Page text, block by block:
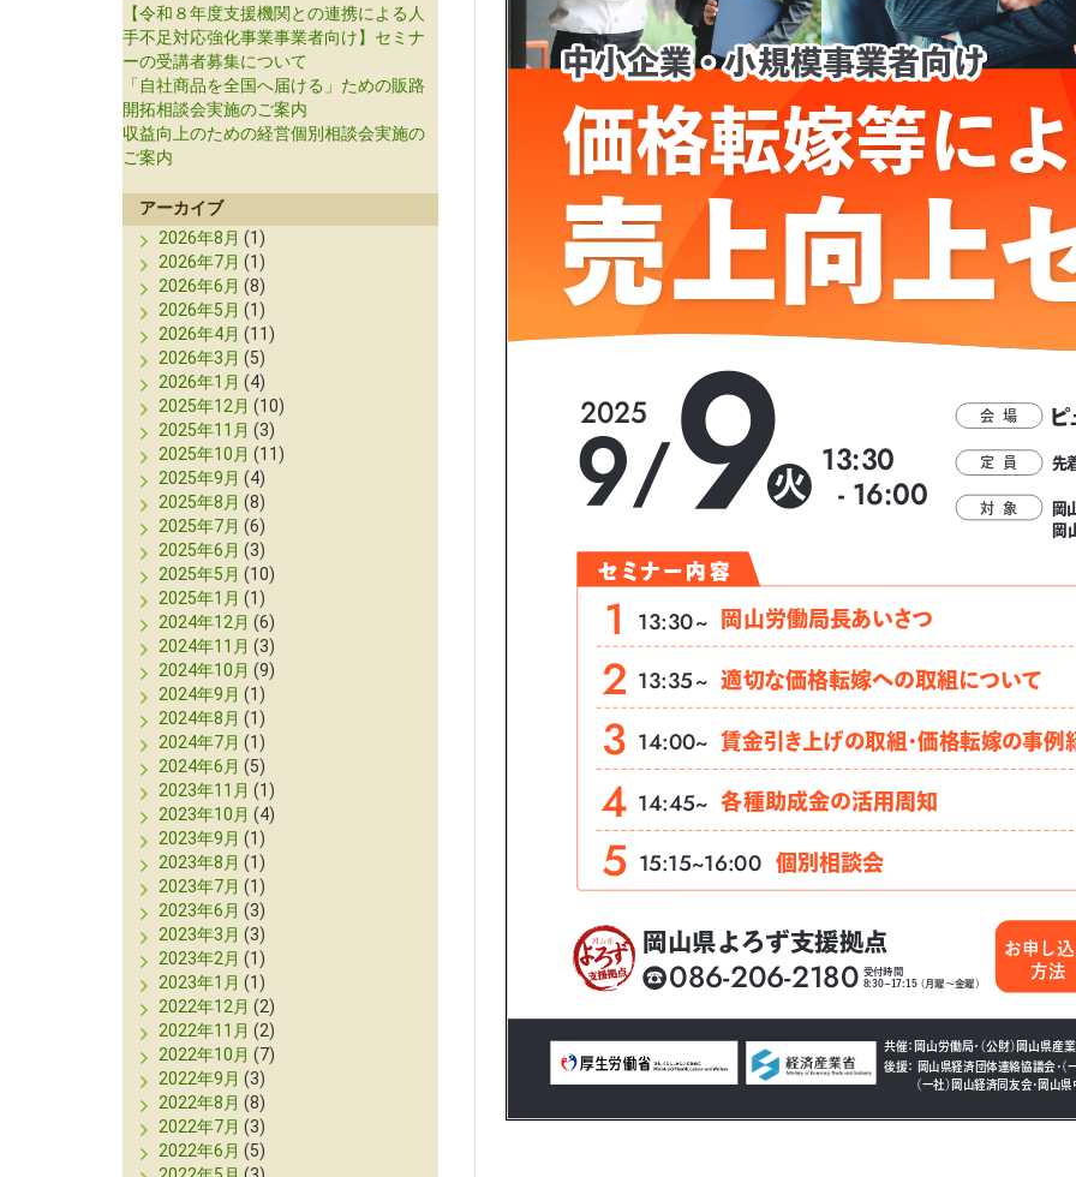
【令和８年度支援機関との連携による人
手不足対応強化事業事業者向け】セミナ
ーの受講者募集について
「自社商品を全国へ届ける」ための販路
開拓相談会実施のご案内
収益向上のための経営個別相談会実施の
ご案内
アーカイブ
2026年8月 (1)
2026年7月 (1)
2026年6月 (8)
2026年5月 (1)
2026年4月 (11)
2026年3月 (5)
2026年1月 (4)
2025年12月 (10)
2025年11月 (3)
2025年10月 (11)
2025年9月 (4)
2025年8月 (8)
2025年7月 (6)
2025年6月 (3)
2025年5月 (10)
2025年1月 (1)
2024年12月 (6)
2024年11月 (3)
2024年10月 (9)
2024年9月 (1)
2024年8月 (1)
2024年7月 (1)
2024年6月 (5)
2023年11月 (1)
2023年10月 (4)
2023年9月 (1)
2023年8月 (1)
2023年7月 (1)
2023年6月 (3)
2023年3月 (3)
2023年2月 (1)
2023年1月 (1)
2022年12月 (2)
2022年11月 (2)
2022年10月 (7)
2022年9月 (3)
2022年8月 (8)
2022年7月 (3)
2022年6月 (5)